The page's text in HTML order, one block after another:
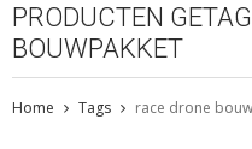
PRODUCTEN
BOUWPAKKET
Home Tags race drone